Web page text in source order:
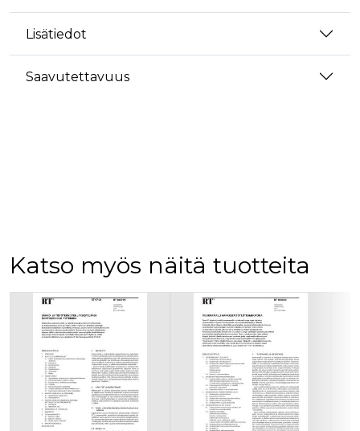
Lisätiedot
Saavutettavuus
Katso myös näitä tuotteita
Tuoteluettelon alku